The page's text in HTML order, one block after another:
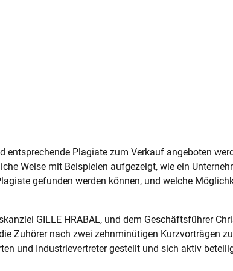
Plagiate zum Verkauf angeboten
Weise mit Beispielen aufgezeigt, wie ein
gefunden werden können, und welche
GILLE HRABAL, und dem Geschäftsführer
Zuhörer nach zwei zehnminütigen Kurzvorträgen
und Industrievertreter gestellt und sich aktiv